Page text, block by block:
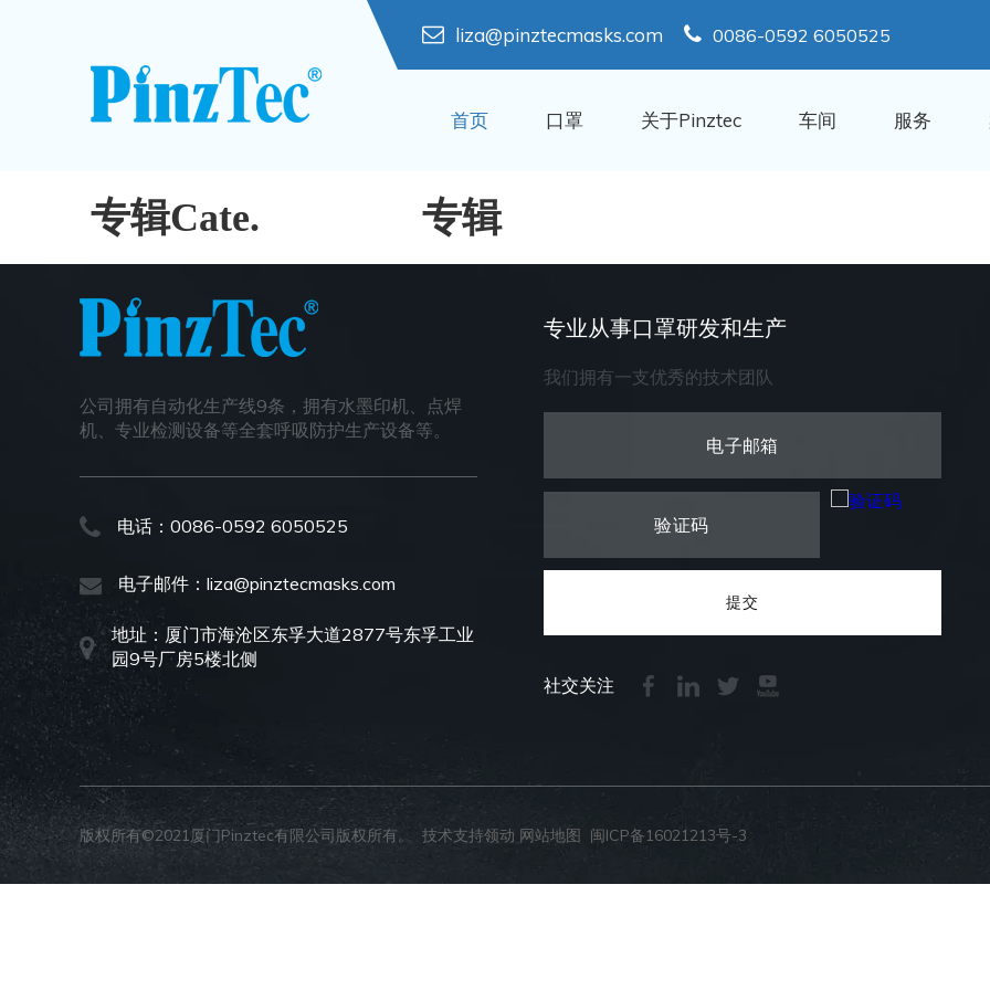
liza@pinztecmasks.com 0086-0592 6050525
首页 口罩 关于Pinztec 车间 服务
专辑Cate. 专辑
公司拥有自动化生产线9条，拥有水墨印机、点焊
机、专业检测设备等全套呼吸防护生产设备等。
电话：0086-0592 6050525
电子邮件： liza@pinztecmasks.com
地址： 厦门市海沧区东孚大道2877号东孚工业
园9号厂房5楼北侧
专业从事口罩研发和生产
我们拥有一支优秀的技术团队
提交
社交关注
版权所有©2021厦门Pinztec有限公司版权所有。 技术支持领动 网站地图 闽ICP备16021213号-3